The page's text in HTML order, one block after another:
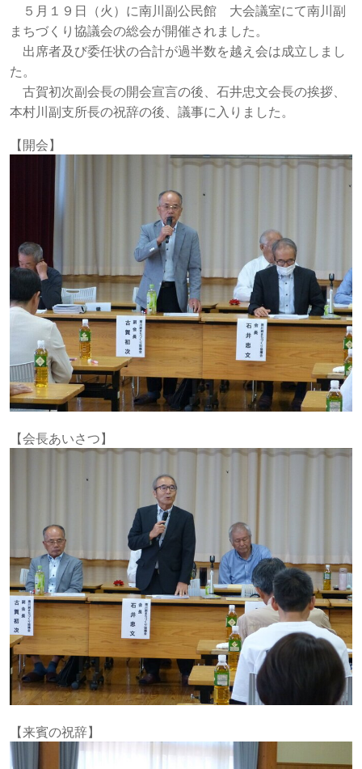
５月１９日（火）に南川副公民館 大会議室にて南川副
まちづくり協議会の総会が開催されました。
出席者及び委任状の合計が過半数を越え会は成立しまし
た。
古賀初次副会長の開会宣言の後、石井忠文会長の挨拶、
本村川副支所長の祝辞の後、議事に入りました。
【開会】
【会長あいさつ】
【来賓の祝辞】